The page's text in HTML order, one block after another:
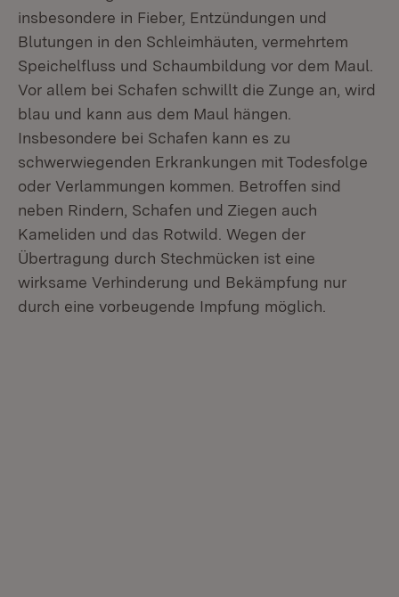
insbesondere in Fieber, Entzündungen und
Blutungen in den Schleimhäuten, vermehrtem
Speichelfluss und Schaumbildung vor dem Maul.
Vor allem bei Schafen schwillt die Zunge an, wird
blau und kann aus dem Maul hängen.
Insbesondere bei Schafen kann es zu
schwerwiegenden Erkrankungen mit Todesfolge
oder Verlammungen kommen. Betroffen sind
neben Rindern, Schafen und Ziegen auch
Kameliden und das Rotwild. Wegen der
Übertragung durch Stechmücken ist eine
wirksame Verhinderung und Bekämpfung nur
durch eine vorbeugende Impfung möglich.